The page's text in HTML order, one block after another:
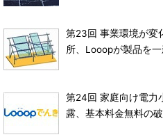
第23回 事業環境が変
所、Looopが製品を
第24回 家庭向け電力
露、基本料金無料の